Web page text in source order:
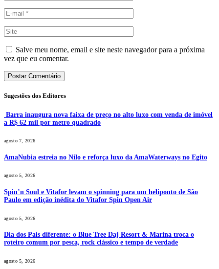
Salve meu nome, email e site neste navegador para a próxima
vez que eu comentar.
Sugestões dos Editores
Barra inaugura nova faixa de preço no alto luxo com venda de imóvel
a R$ 62 mil por metro quadrado
agosto 7, 2026
AmaNubia estreia no Nilo e reforça luxo da AmaWaterways no Egito
agosto 5, 2026
Spin’n Soul e Vitafor levam o spinning para um heliponto de São
Paulo em edição inédita do Vitafor Spin Open Air
agosto 5, 2026
Dia dos Pais diferente: o Blue Tree Daj Resort & Marina troca o
roteiro comum por pesca, rock clássico e tempo de verdade
agosto 5, 2026